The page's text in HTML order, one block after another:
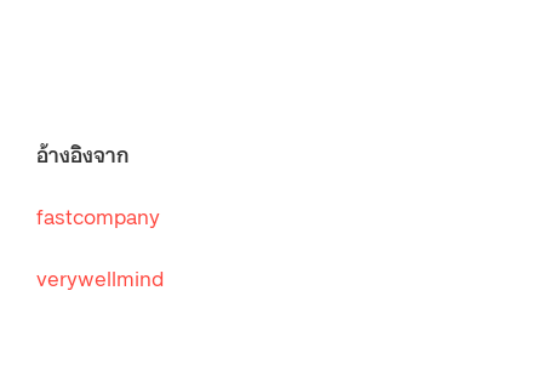
อ้างอิงจาก
fastcompany
verywellmind